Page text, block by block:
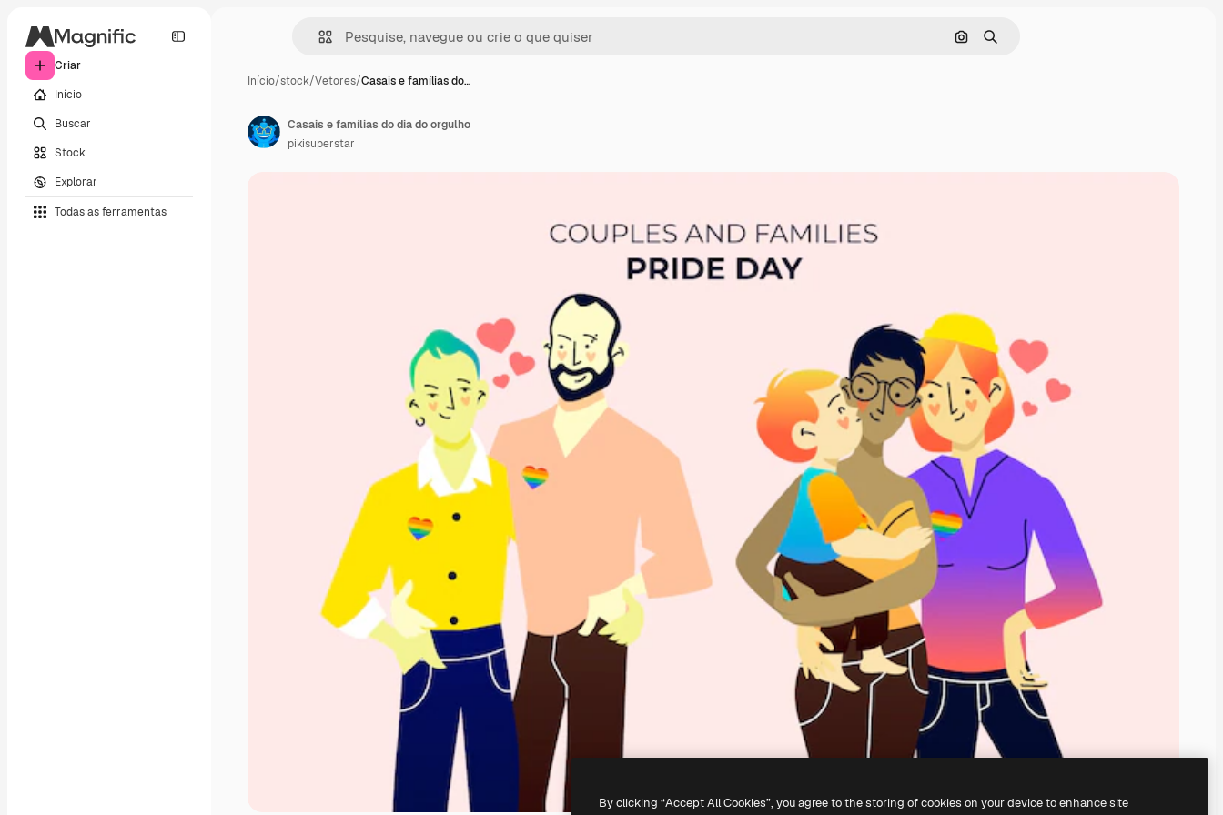
Criar
Início
Buscar
Stock
Explorar
Todas as ferramentas
Pesquisar por imagem
Buscar
Início/stock/Vetores/Casais e famílias do…
Casais e famílias do dia do orgulho
pikisuperstar
By clicking “Accept All Cookies”, you agree to the storing of cookies on your device to enhance site